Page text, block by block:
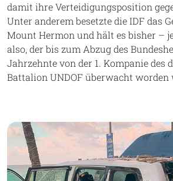
damit ihre Verteidigungsposition
Unter anderem besetzte die IDF das
Mount Hermon und hält es bisher –
also, der bis zum Abzug des
Jahrzehnte von der 1. Kompanie des
Battalion UNDOF überwacht worden